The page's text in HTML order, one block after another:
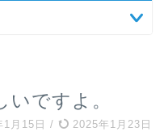
ですよ。
1月15日 / 2025年1月23日